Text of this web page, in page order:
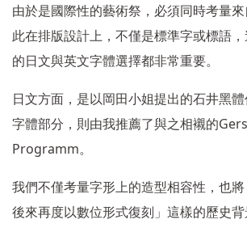
由於是國際性的藝術祭，必須同時考量
此在排版設計上，不僅是標準字或標語
的日文與英文字體選擇都非常重要。
日文方面，是以岡田小姐提出的石井黑
字體部分，則由我推薦了與之相襯的
Programm。
我們不僅考量字形上的造型相容性，也將
後來再度以數位形式復刻」這樣的歷史